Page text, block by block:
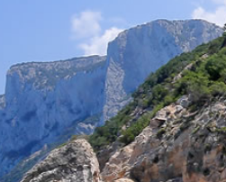
Dal: